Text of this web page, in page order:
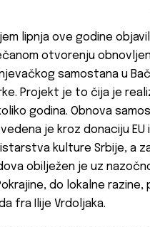
lipnja ove godine
otvorenju
samostana u
Projekt je to čija je
godina. Obnova
je kroz donaciju EU
kulture Srbije, a
obilježen je uz
do lokalne razine,
fra Ilije Vrdoljaka.